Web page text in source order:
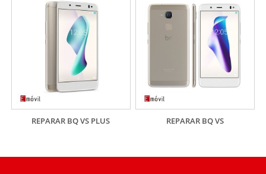
REPARAR BQ VS PLUS REPARAR BQ VS